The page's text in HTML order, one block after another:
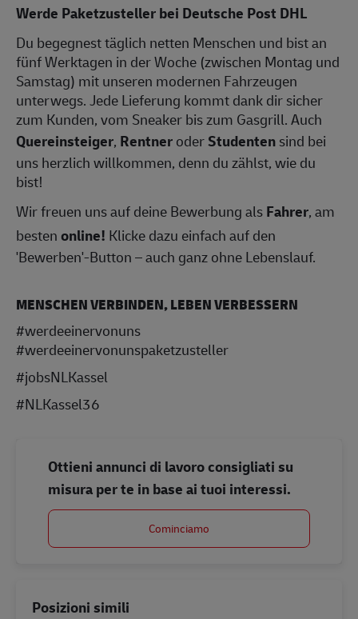
Werde Paketzusteller bei Deutsche Post DHL
Du begegnest täglich netten Menschen und bist an
fünf Werktagen in der Woche (zwischen Montag und
Samstag) mit unseren modernen Fahrzeugen
unterwegs. Jede Lieferung kommt dank dir sicher
zum Kunden, vom Sneaker bis zum Gasgrill. Auch
Quereinsteiger, RentneroderStudentensind bei
uns herzlich willkommen, denn du zählst, wie du
bist!
Wir freuen uns auf deine Bewerbung alsFahrer, am
bestenonline! Klicke dazu einfach auf den
'Bewerben'-Button – auch ganz ohne Lebenslauf.
MENSCHEN VERBINDEN, LEBEN VERBESSERN
#werdeeinervonuns
#werdeeinervonunspaketzusteller
#jobsNLKassel
#NLKassel36
Ottieni annunci di lavoro consigliati su
misura per te in base ai tuoi interessi.
Cominciamo
Posizioni simili